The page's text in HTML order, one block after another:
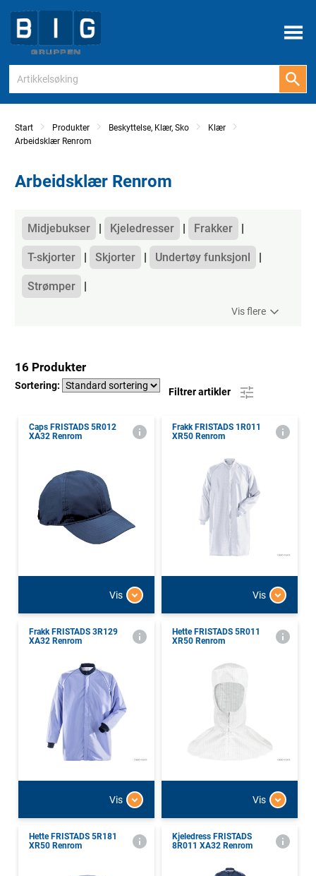
Meny
Start Produkter Beskyttelse, Klær, Sko
Klær
Arbeidsklær Renrom
Arbeidsklær Renrom
Kategorier
Midjebukser Kjeledresser Frakker
T-skjorter Skjorter Undertøy funksjonl
Strømper
Vis flere
16 Produkter
Sortering:
Filtrer artikler
Caps FRISTADS 5R012
XA32 Renrom
Vis
Frakk FRISTADS 1R011
XR50 Renrom
Vis
Frakk FRISTADS 3R129
XA32 Renrom
Vis
Hette FRISTADS 5R011
XR50 Renrom
Vis
Hette FRISTADS 5R181
XR50 Renrom
Kjeledress FRISTADS
8R011 XA32 Renrom